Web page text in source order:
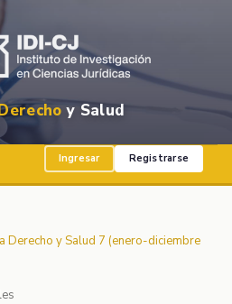
y Salud
Ingresar Registrarse
Derecho y Salud 7 (enero-diciembre